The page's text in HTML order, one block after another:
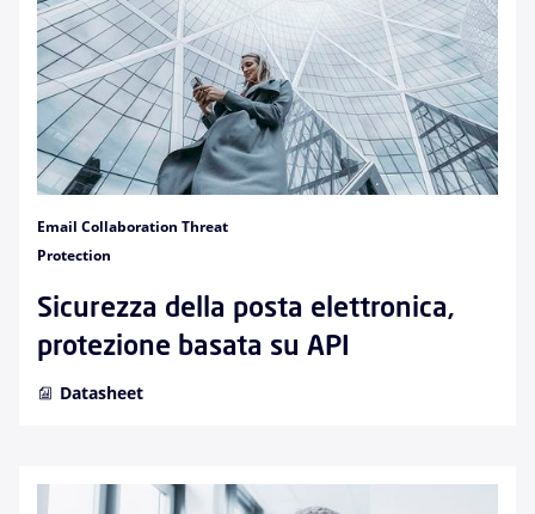
Email Collaboration Threat
Protection
Sicurezza della posta elettronica,
protezione basata su API
Datasheet